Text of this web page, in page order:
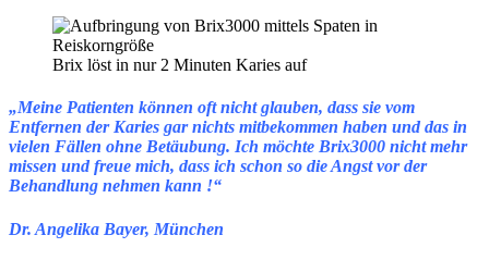
Brix löst in nur 2 Minuten Karies auf
„Meine Patienten können oft nicht glauben, dass sie vom
Entfernen der Karies gar nichts mitbekommen haben und das in
vielen Fällen ohne Betäubung. Ich möchte Brix3000 nicht mehr
missen und freue mich, dass ich schon so die Angst vor der
Behandlung nehmen kann !“
Dr. Angelika Bayer, München